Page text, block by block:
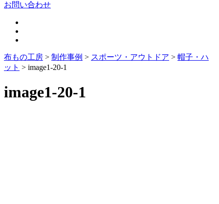
お問い合わせ
布もの工房 > 制作事例 > スポーツ・アウトドア > 帽子・ハ
ット > image1-20-1
image1-20-1